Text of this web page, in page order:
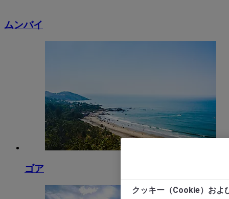
ムンバイ
ゴア
クッキー（Cookie）およ